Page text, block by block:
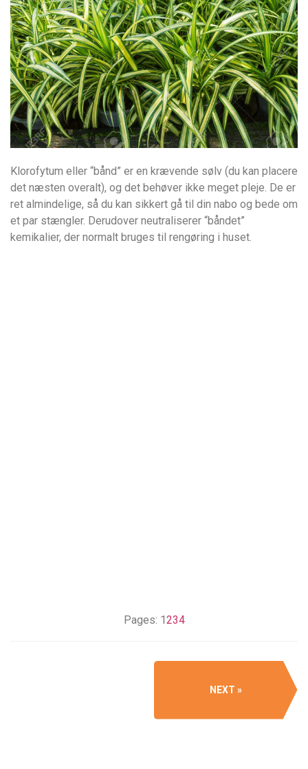
Klorofytum eller “bånd” er en krævende sølv (du kan placere
det næsten overalt), og det behøver ikke meget pleje. De er
ret almindelige, så du kan sikkert gå til din nabo og bede om
et par stængler. Derudover neutraliserer “båndet”
kemikalier, der normalt bruges til rengøring i huset.
Pages: 1234
NEXT